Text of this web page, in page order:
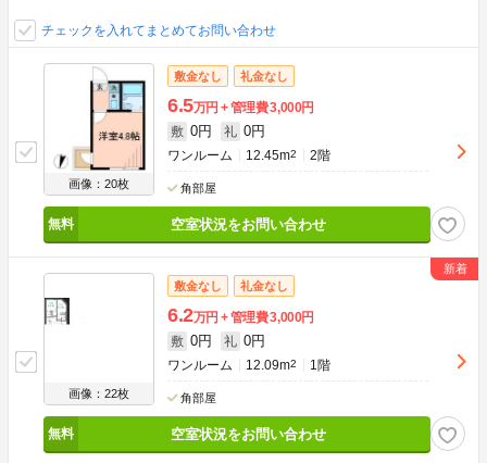
チェックを入れてまとめてお問い合わせ
画像：20枚
敷金なし 礼金なし
6.5万円 管理費3,000円
敷 0円 礼 0円
ワンルーム 12.45m2 2階
角部屋
空室状況をお問い合わせ
画像：22枚
敷金なし 礼金なし
6.2万円 管理費3,000円
敷 0円 礼 0円
ワンルーム 12.09m2 1階
角部屋
空室状況をお問い合わせ